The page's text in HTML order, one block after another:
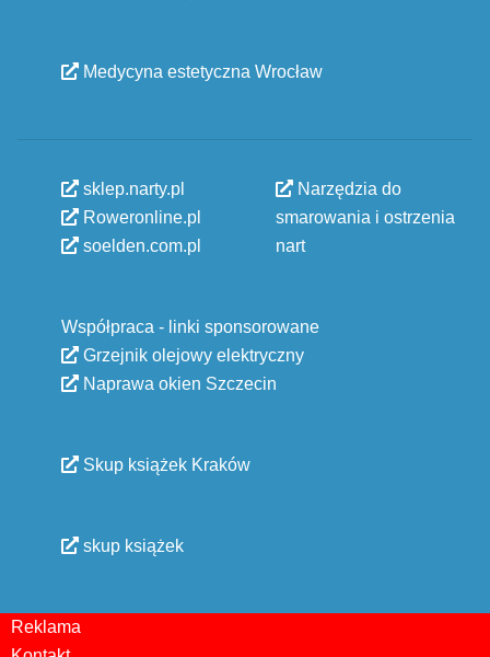
Medycyna estetyczna Wrocław
sklep.narty.pl
Roweronline.pl
soelden.com.pl
Narzędzia do
smarowania i ostrzenia
nart
Współpraca - linki sponsorowane
Grzejnik olejowy elektryczny
Naprawa okien Szczecin
Skup książek Kraków
skup książek
Reklama